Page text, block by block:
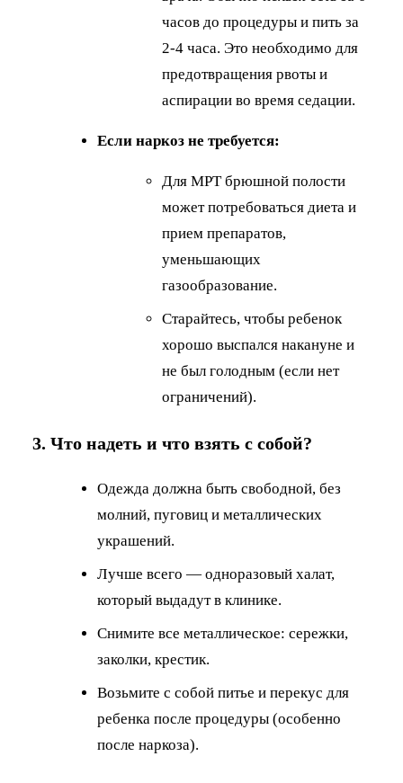
часов до процедуры и пить за
2-4 часа. Это необходимо для
предотвращения рвоты и
аспирации во время седации.
Если наркоз не требуется:
Для МРТ брюшной полости
может потребоваться диета и
прием препаратов,
уменьшающих
газообразование.
Старайтесь, чтобы ребенок
хорошо выспался накануне и
не был голодным (если нет
ограничений).
3. Что надеть и что взять с собой?
Одежда должна быть свободной, без
молний, пуговиц и металлических
украшений.
Лучше всего — одноразовый халат,
который выдадут в клинике.
Снимите все металлическое: сережки,
заколки, крестик.
Возьмите с собой питье и перекус для
ребенка после процедуры (особенно
после наркоза).